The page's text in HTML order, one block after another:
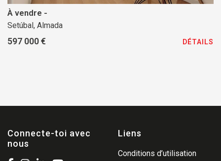
À vendre -
Setúbal, Almada
597 000 € DÉTAILS
Connecte-toi avec
nous
Liens
Conditions d’utilisation